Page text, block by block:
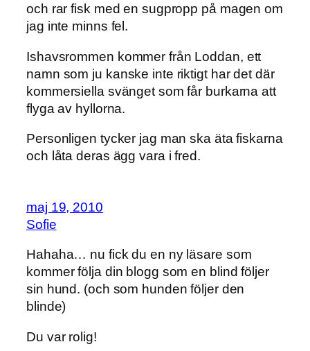
och rar fisk med en sugpropp på magen om
jag inte minns fel.
Ishavsrommen kommer från Loddan, ett
namn som ju kanske inte riktigt har det där
kommersiella svänget som får burkarna att
flyga av hyllorna.
Personligen tycker jag man ska äta fiskarna
och låta deras ägg vara i fred.
maj 19, 2010
Sofie
Hahaha… nu fick du en ny läsare som
kommer följa din blogg som en blind följer
sin hund. (och som hunden följer den
blinde)
Du var rolig!